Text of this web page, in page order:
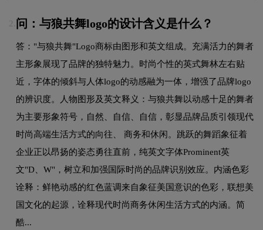
2. 问：与狼共舞logo的设计含义是什么？
答："与狼共舞"Logo商标由图形和英文组成。充满活力的舞者
主形象展现了品牌的独特魅力。时尚个性的英式舞林左右贴
近，字体的倾斜与人体logo的动感融为一体，增强了品牌logo
的辨识度。人物图形及英文释义：与狼共舞以动感十足的舞者
为主要形象符号，自然、自信、自信，彰显品牌品质引领现代
时尚高端生活方式的向往、 商务和休闲。跳跃的舞蹈象征着
企业正以昂扬的姿态勇往直前，纯英文字体Prominent英
文"D、W"，树立和加强国际时尚的品牌识别效应。内涵色彩
诠释：鲜艳动感的红色蓝调来自象征美国意识的色彩，联想美
国文化的起源，诠释现代时尚商务休闲生活方式的内涵。简
酷...